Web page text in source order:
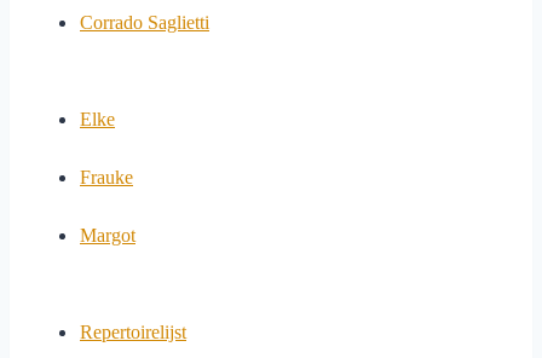
Corrado Saglietti
Elke
Frauke
Margot
Repertoirelijst